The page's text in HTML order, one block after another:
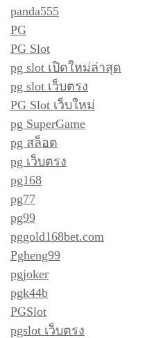
panda555
PG
PG Slot
pg slot เปิดใหม่ล่าสุด
pg slot เว็บตรง
PG Slot เว็บใหม่
pg SuperGame
pg สล็อต
pg เว็บตรง
pg168
pg77
pg99
pggold168bet.com
Pgheng99
pgjoker
pgk44b
PGSlot
pgslot เว็บตรง